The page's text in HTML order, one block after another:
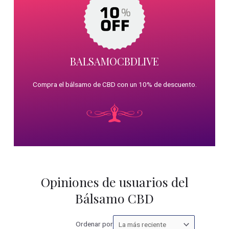
BALSAMOCBDLIVE
Compra el bálsamo de CBD con un 10% de descuento.
Opiniones de usuarios del
Bálsamo CBD
Ordenar porOrdenar